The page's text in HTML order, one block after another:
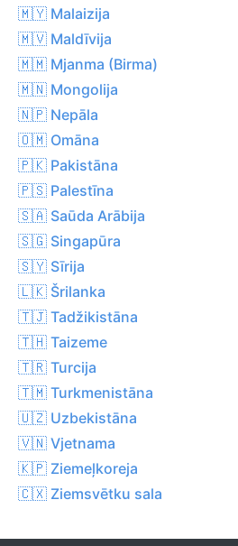
🇲🇾 Malaizija
🇲🇻 Maldīvija
🇲🇲 Mjanma (Birma)
🇲🇳 Mongolija
🇳🇵 Nepāla
🇴🇲 Omāna
🇵🇰 Pakistāna
🇵🇸 Palestīna
🇸🇦 Saūda Arābija
🇸🇬 Singapūra
🇸🇾 Sīrija
🇱🇰 Šrilanka
🇹🇯 Tadžikistāna
🇹🇭 Taizeme
🇹🇷 Turcija
🇹🇲 Turkmenistāna
🇺🇿 Uzbekistāna
🇻🇳 Vjetnama
🇰🇵 Ziemeļkoreja
🇨🇽 Ziemsvētku sala